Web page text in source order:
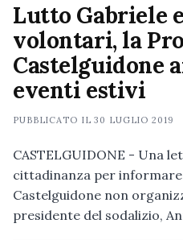
Lutto Gabriele
volontari, la
Castelguidone
eventi estivi
PUBBLICATO IL30 LUGLIO 2019
CASTELGUIDONE - Una
cittadinanza per informare
Castelguidone non
presidente del sodalizio,